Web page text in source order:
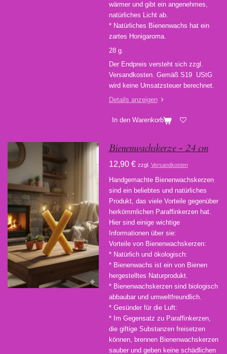
wärmer und gibt ein angenehmes,
natürliches Licht ab.
* Natürliches Bienenwachs hat ein
zartes Honigaroma.
28 g.
Der Endpreis versteht sich zzgl.
Versandkosten. Gemäß S19 UStG
wird keine Umsatzsteuer berechnet.
Details anzeigen
In den Warenkorb
Bienenwachskerze - 24 cm
12,90 € zzgl. Versandkosten
Handgemachte Bienenwachskerzen
sind ein beliebtes und natürliches
Produkt, das viele Vorteile gegenüber
herkömmlichen Paraffinkerzen hat.
Hier sind einige wichtige
Informationen über sie:
Vorteile von Bienenwachskerzen:
* Natürlich und ökologisch:
* Bienenwachs ist ein von Bienen
hergestelltes Naturprodukt.
* Bienenwachskerzen sind biologisch
abbaubar und umweltfreundlich.
* Gesünder für die Luft:
* Im Gegensatz zu Paraffinkerzen,
die giftige Substanzen freisetzen
können, brennen Bienenwachskerzen
sauber und geben keine schädlichen